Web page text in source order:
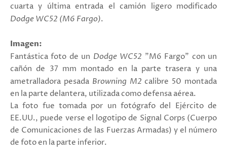
cuarta y última entrada el camión ligero modificado
Dodge WC52 (M6 Fargo).
Imagen:
Fantástica foto de un Dodge WC52 "M6 Fargo" con un
cañón de 37 mm montado en la parte trasera y una
ametralladora pesada Browning M2 calibre 50 montada
en la parte delantera, utilizada como defensa aérea.
La foto fue tomada por un fotógrafo del Ejército de
EE.UU., puede verse el logotipo de Signal Corps (Cuerpo
de Comunicaciones de las Fuerzas Armadas) y el número
de foto en la parte inferior.